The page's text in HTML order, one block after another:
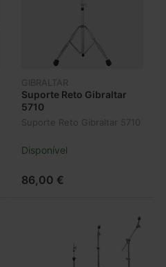
GIBRALTAR
Suporte Reto Gibraltar
5710
Suporte Reto Gibraltar 5710
Disponível
86,00 €